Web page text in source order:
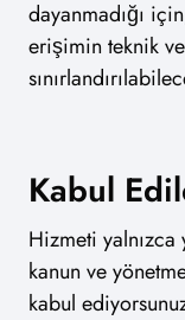
dayanmadığı
erişimin teknik
Kabul
Hizmeti
kanun ve
kabul